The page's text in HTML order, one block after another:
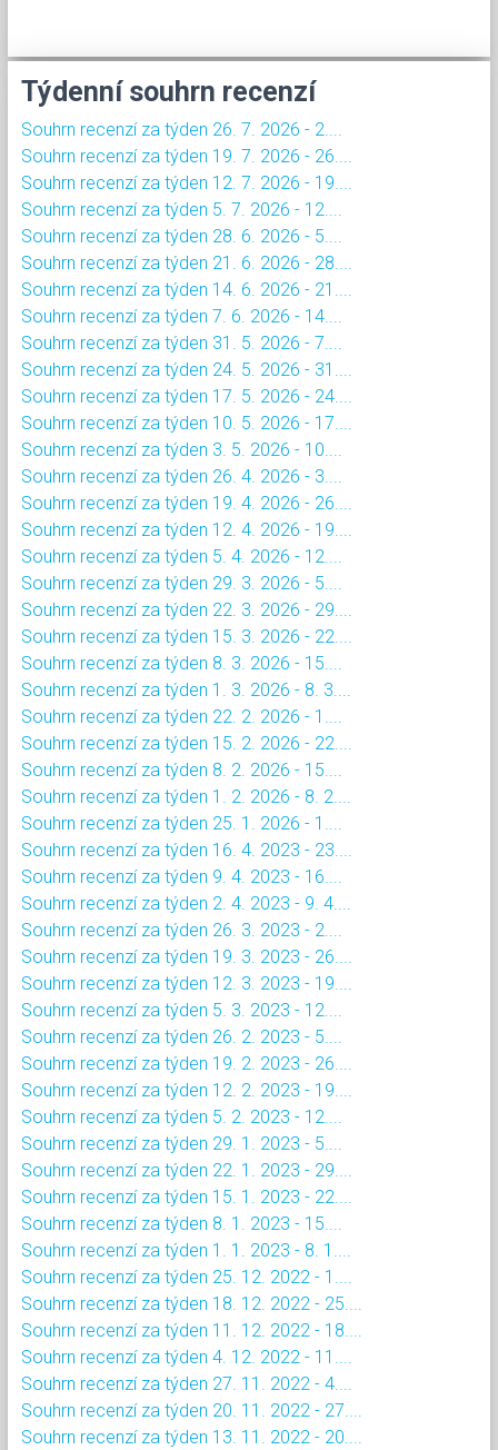
Týdenní souhrn recenzí
Souhrn recenzí za týden 26. 7. 2026 - 2....
Souhrn recenzí za týden 19. 7. 2026 - 26....
Souhrn recenzí za týden 12. 7. 2026 - 19....
Souhrn recenzí za týden 5. 7. 2026 - 12....
Souhrn recenzí za týden 28. 6. 2026 - 5....
Souhrn recenzí za týden 21. 6. 2026 - 28....
Souhrn recenzí za týden 14. 6. 2026 - 21....
Souhrn recenzí za týden 7. 6. 2026 - 14....
Souhrn recenzí za týden 31. 5. 2026 - 7....
Souhrn recenzí za týden 24. 5. 2026 - 31....
Souhrn recenzí za týden 17. 5. 2026 - 24....
Souhrn recenzí za týden 10. 5. 2026 - 17....
Souhrn recenzí za týden 3. 5. 2026 - 10....
Souhrn recenzí za týden 26. 4. 2026 - 3....
Souhrn recenzí za týden 19. 4. 2026 - 26....
Souhrn recenzí za týden 12. 4. 2026 - 19....
Souhrn recenzí za týden 5. 4. 2026 - 12....
Souhrn recenzí za týden 29. 3. 2026 - 5....
Souhrn recenzí za týden 22. 3. 2026 - 29....
Souhrn recenzí za týden 15. 3. 2026 - 22....
Souhrn recenzí za týden 8. 3. 2026 - 15....
Souhrn recenzí za týden 1. 3. 2026 - 8. 3....
Souhrn recenzí za týden 22. 2. 2026 - 1....
Souhrn recenzí za týden 15. 2. 2026 - 22....
Souhrn recenzí za týden 8. 2. 2026 - 15....
Souhrn recenzí za týden 1. 2. 2026 - 8. 2....
Souhrn recenzí za týden 25. 1. 2026 - 1....
Souhrn recenzí za týden 16. 4. 2023 - 23....
Souhrn recenzí za týden 9. 4. 2023 - 16....
Souhrn recenzí za týden 2. 4. 2023 - 9. 4....
Souhrn recenzí za týden 26. 3. 2023 - 2....
Souhrn recenzí za týden 19. 3. 2023 - 26....
Souhrn recenzí za týden 12. 3. 2023 - 19....
Souhrn recenzí za týden 5. 3. 2023 - 12....
Souhrn recenzí za týden 26. 2. 2023 - 5....
Souhrn recenzí za týden 19. 2. 2023 - 26....
Souhrn recenzí za týden 12. 2. 2023 - 19....
Souhrn recenzí za týden 5. 2. 2023 - 12....
Souhrn recenzí za týden 29. 1. 2023 - 5....
Souhrn recenzí za týden 22. 1. 2023 - 29....
Souhrn recenzí za týden 15. 1. 2023 - 22....
Souhrn recenzí za týden 8. 1. 2023 - 15....
Souhrn recenzí za týden 1. 1. 2023 - 8. 1....
Souhrn recenzí za týden 25. 12. 2022 - 1....
Souhrn recenzí za týden 18. 12. 2022 - 25....
Souhrn recenzí za týden 11. 12. 2022 - 18....
Souhrn recenzí za týden 4. 12. 2022 - 11....
Souhrn recenzí za týden 27. 11. 2022 - 4....
Souhrn recenzí za týden 20. 11. 2022 - 27....
Souhrn recenzí za týden 13. 11. 2022 - 20....